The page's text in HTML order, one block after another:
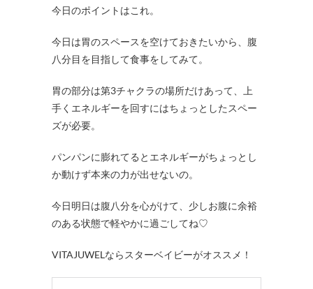
今日のポイントはこれ。
今日は胃のスペースを空けておきたいから、腹
八分目を目指して食事をしてみて。
胃の部分は第3チャクラの場所だけあって、上
手くエネルギーを回すにはちょっとしたスペー
ズが必要。
パンパンに膨れてるとエネルギーがちょっとし
か動けず本来の力が出せないの。
今日明日は腹八分を心がけて、少しお腹に余裕
のある状態で軽やかに過ごしてね♡
VITAJUWELならスターベイビーがオススメ！